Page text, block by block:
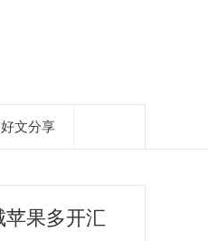
好文分享
果多开汇